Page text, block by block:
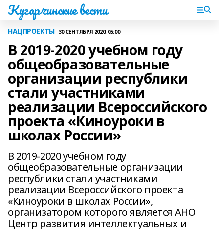
Кугарчинские вести
НАЦПРОЕКТЫ 30 СЕНТЯБРЯ 2020, 05:00
В 2019-2020 учебном году
общеобразовательные
организации республики
стали участниками
реализации Всероссийского
проекта «Киноуроки в
школах России»
В 2019-2020 учебном году
общеобразовательные организации
республики стали участниками
реализации Всероссийского проекта
«Киноуроки в школах России»,
организатором которого является АНО
Центр развития интеллектуальных и